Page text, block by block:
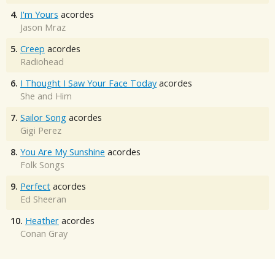
4. I'm Yours acordes
Jason Mraz
5. Creep acordes
Radiohead
6. I Thought I Saw Your Face Today acordes
She and Him
7. Sailor Song acordes
Gigi Perez
8. You Are My Sunshine acordes
Folk Songs
9. Perfect acordes
Ed Sheeran
10. Heather acordes
Conan Gray